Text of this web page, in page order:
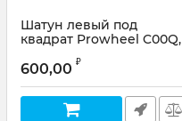
Шатун левый под
квадрат Prowheel C00Q,
серебро
Артикул: 580080
600,00 ₽